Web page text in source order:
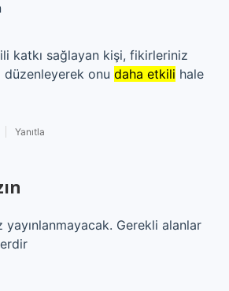
katkı sağlayan kişi, fikirleriniz
düzenleyerek onu daha etkili hale
Yanıtla
Gerekli alanlar